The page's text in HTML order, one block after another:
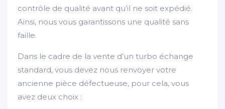
contrôle de qualité avant qu’il ne soit expédié.
Ainsi, nous vous garantissons une qualité sans
faille.
Dans le cadre de la vente d’un turbo échange
standard, vous devez nous renvoyer votre
ancienne pièce défectueuse, pour cela, vous
avez deux choix :